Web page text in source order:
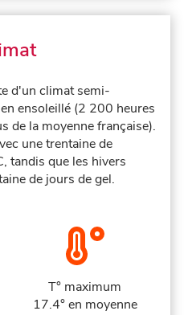
d'un climat semi-
ensoleillé (2 200 heures
de la moyenne française).
une trentaine de
tandis que les hivers
de jours de gel.
T° maximum
17.4° en moyenne